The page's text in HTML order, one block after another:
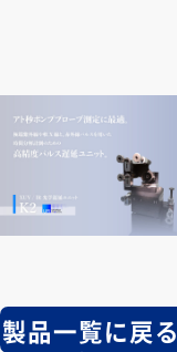
製品一覧に戻る